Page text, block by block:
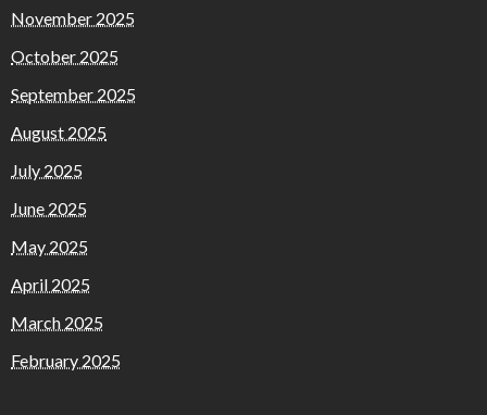
November 2025
October 2025
September 2025
August 2025
July 2025
June 2025
May 2025
April 2025
March 2025
February 2025